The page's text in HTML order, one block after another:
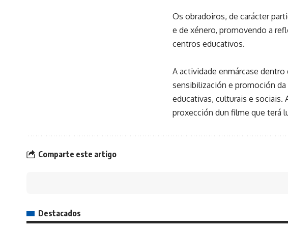
Os obradoiros, de carácter
e de xénero, promovendo a
centros educativos.
A actividade enmárcase
sensibilización e promoción
educativas, culturais e sociais.
proxección dun filme que terá
Comparte este artigo
Destacados